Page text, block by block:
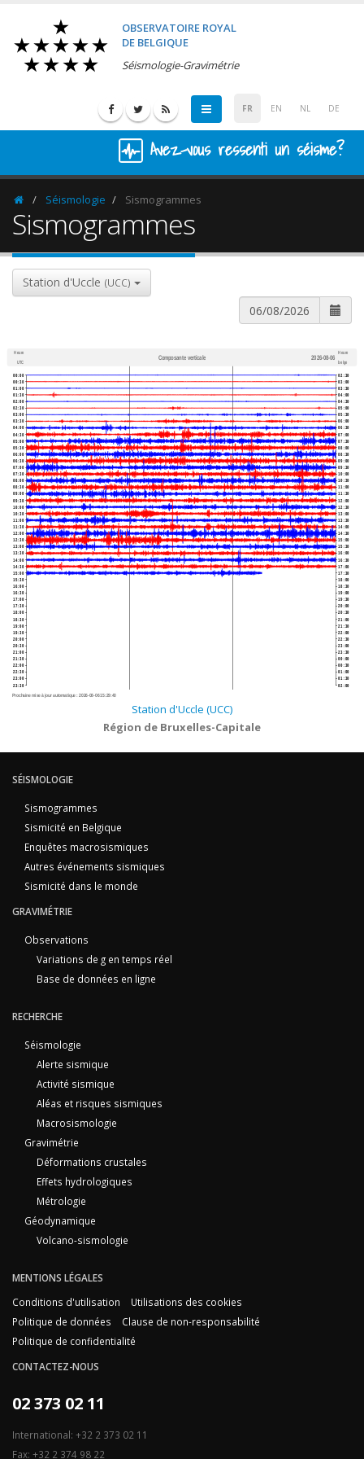
OBSERVATOIRE ROYAL
DE BELGIQUE
Séismologie-Gravimétrie
FR EN NL DE
Avez-vous ressenti un séisme?
HomepageSéismologie Sismogrammes
Sismogrammes
Station d'Uccle (UCC)
Heure
UTC
Composante verticale 2026-08-06
Heure
belge
00:00
00:30
01:00
01:30
02:00
02:30
03:00
03:30
04:00
04:30
05:00
05:30
06:00
06:30
07:00
07:30
08:00
08:30
09:00
09:30
10:00
10:30
11:00
11:30
12:00
12:30
13:00
13:30
14:00
14:30
15:00
15:30
16:00
16:30
17:00
17:30
18:00
18:30
19:00
19:30
20:00
20:30
21:00
21:30
22:00
22:30
23:00
23:30
02:30
03:00
03:30
04:00
04:30
05:00
05:30
06:00
06:30
07:00
07:30
08:00
08:30
09:00
09:30
10:00
10:30
11:00
11:30
12:00
12:30
13:00
13:30
14:00
14:30
15:00
15:30
16:00
16:30
17:00
17:30
18:00
18:30
19:00
19:30
20:00
20:30
21:00
21:30
22:00
22:30
23:00
23:30
00:00
00:30
01:00
01:30
02:00
Prochaine mise à jour automatique :2026-08-06 15:29:40
Station d'Uccle (UCC)
Région de Bruxelles-Capitale
SÉISMOLOGIE
Sismogrammes
Sismicité en Belgique
Enquêtes macrosismiques
Autres événements sismiques
Sismicité dans le monde
GRAVIMÉTRIE
Observations
Variations de g en temps réel
Base de données en ligne
RECHERCHE
Séismologie
Alerte sismique
Activité sismique
Aléas et risques sismiques
Macrosismologie
Gravimétrie
Déformations crustales
Effets hydrologiques
Métrologie
Géodynamique
Volcano-sismologie
MENTIONS LÉGALES
Conditions d'utilisation
Utilisations des cookies
Politique de données
Clause de non-responsabilité
Politique de confidentialité
CONTACTEZ-NOUS
02 373 02 11
International: +32 2 373 02 11
Fax: +32 2 374 98 22